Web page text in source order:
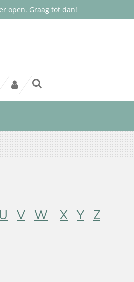
open. Graag tot dan!
U V W X Y Z